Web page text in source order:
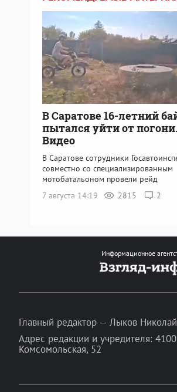
В Саратове 16-летний
пытался уйти от погони.
Видео
В Саратове сотрудники
совместно со специализированным
мотобатальоном провели рейд
7 августа 14:19
2815 2
Информационное
Главный редактор — Лыков
Адрес редакции и учредителя:
Комсомольская, 52